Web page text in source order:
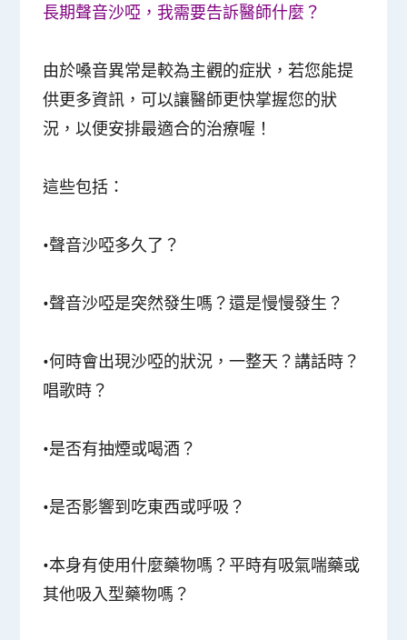
長期聲音沙啞，我需要告訴醫師什麼？
由於嗓音異常是較為主觀的症狀，若您能提
供更多資訊，可以讓醫師更快掌握您的狀
況，以便安排最適合的治療喔！
這些包括：
•聲音沙啞多久了？
•聲音沙啞是突然發生嗎？還是慢慢發生？
•何時會出現沙啞的狀況，一整天？講話時？
唱歌時？
•是否有抽煙或喝酒？
•是否影響到吃東西或呼吸？
•本身有使用什麼藥物嗎？平時有吸氣喘藥或
其他吸入型藥物嗎？